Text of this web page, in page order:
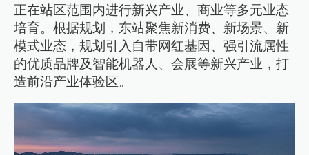
正在站区范围内进行新兴产业、商业等多元业态
培育。根据规划，东站聚焦新消费、新场景、新
模式业态，规划引入自带网红基因、强引流属性
的优质品牌及智能机器人、会展等新兴产业，打
造前沿产业体验区。